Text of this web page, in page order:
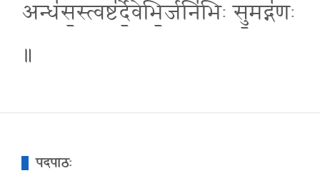
अन्ध॑स॒स्त्वष्ट॑र्दे॒वेभि॒र्जनि॑भिः सु॒मद्ग॑णः
॥
पदपाठः